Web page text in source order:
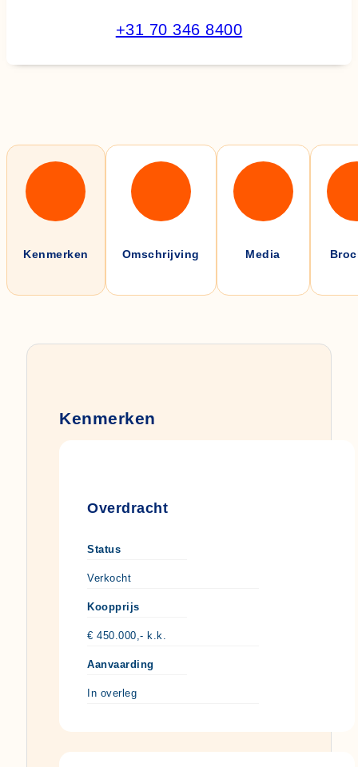
+31 70 346 8400
Kenmerken Omschrijving Media
Kenmerken
Overdracht
Status
Verkocht
Koopprijs
€ 450.000,- k.k.
Aanvaarding
In overleg